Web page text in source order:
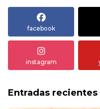
facebook
instagram
Entradas recientes